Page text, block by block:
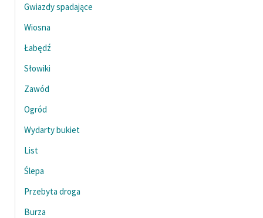
Gwiazdy spadające
Wiosna
Łabędź
Słowiki
Zawód
Ogród
Wydarty bukiet
List
Ślepa
Przebyta droga
Burza